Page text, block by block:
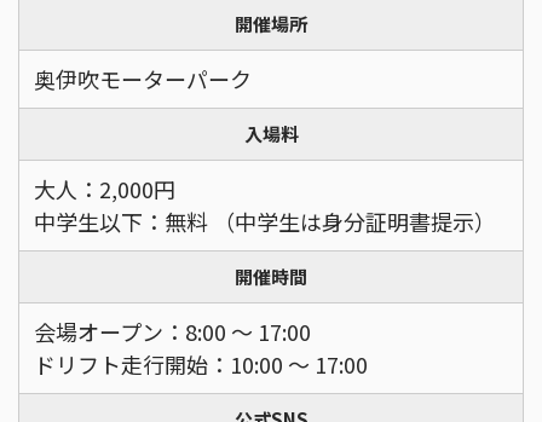
開催場所
奥伊吹モーターパーク
入場料
大人：2,000円
中学生以下：無料 （中学生は身分証明書提示）
開催時間
会場オープン：8:00 〜 17:00
ドリフト走行開始：10:00 〜 17:00